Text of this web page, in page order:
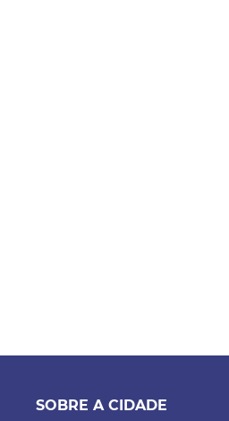
SOBRE A CIDADE